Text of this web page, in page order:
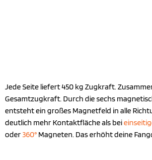
Jede Seite liefert 450 kg Zugkraft.
Gesamtzugkraft. Durch die sechs
entsteht ein großes Magnetfeld in alle
deutlich mehr Kontaktfläche als bei
oder360° Magneten. Das erhöht deine